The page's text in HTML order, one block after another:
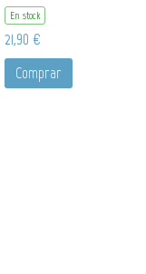
En stock
21,90 €
Comprar